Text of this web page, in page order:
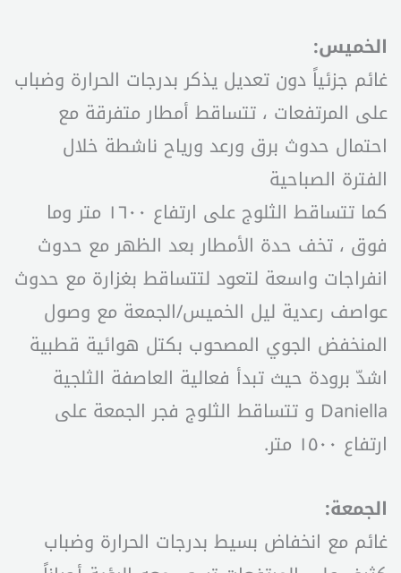
الخميس:
غائم جزئياً دون تعديل يذكر بدرجات الحرارة وضباب
على المرتفعات ، تتساقط أمطار متفرقة مع
احتمال حدوث برق ورعد ورياح ناشطة خلال
الفترة الصباحية
كما تتساقط الثلوج على ارتفاع ١٦٠٠ متر وما
فوق ، تخف حدة الأمطار بعد الظهر مع حدوث
انفراجات واسعة لتعود لتتساقط بغزارة مع حدوث
عواصف رعدية ليل الخميس/الجمعة مع وصول
المنخفض الجوي المصحوب بكتل هوائية قطبية
اشدّ برودة حيث تبدأ فعالية العاصفة الثلجية
Daniella و تتساقط الثلوج فجر الجمعة على
ارتفاع ١٥٠٠ متر.
الجمعة:
غائم مع انخفاض بسيط بدرجات الحرارة وضباب